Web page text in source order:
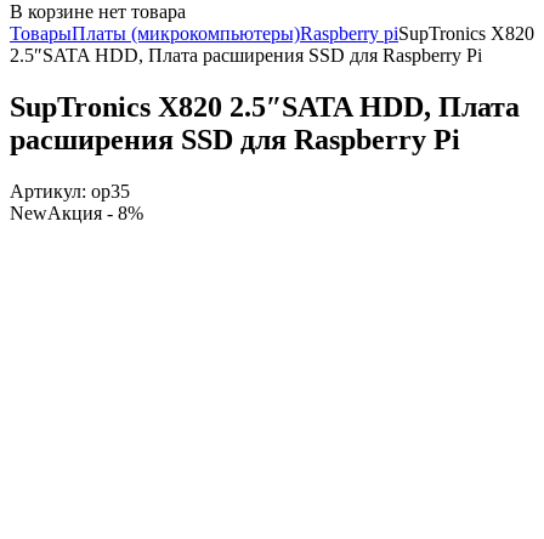
В корзине нет товара
ТоварыПлаты (микрокомпьютеры)Raspberry piSupTronics X820
2.5″SATA HDD, Плата расширения SSD для Raspberry Pi
SupTronics X820 2.5″SATA HDD, Плата
расширения SSD для Raspberry Pi
Артикул: op35
NewАкция - 8%